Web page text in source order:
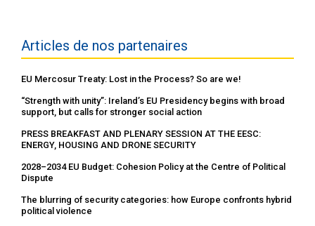
Articles de nos partenaires
EU Mercosur Treaty: Lost in the Process? So are we!
“Strength with unity”: Ireland’s EU Presidency begins with broad
support, but calls for stronger social action
PRESS BREAKFAST AND PLENARY SESSION AT THE EESC:
ENERGY, HOUSING AND DRONE SECURITY
2028–2034 EU Budget: Cohesion Policy at the Centre of Political
Dispute
The blurring of security categories: how Europe confronts hybrid
political violence